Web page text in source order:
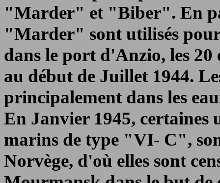
"Marder" et "Biber". En
"Marder" sont utilisés
dans le port d'Anzio, les
au début de Juillet 1944.
principalement dans les
En Janvier 1945, certaines
marins de type "VI- C",
Norvège, d'où elles sont